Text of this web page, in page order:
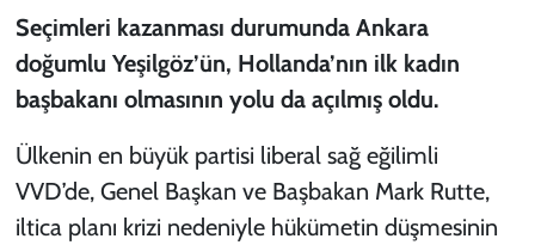
Seçimleri kazanması durumunda Ankara
doğumlu Yeşilgöz’ün, Hollanda’nın ilk kadın
başbakanı olmasının yolu da açılmış oldu.
Ülkenin en büyük partisi liberal sağ eğilimli
VVD’de, Genel Başkan ve Başbakan Mark Rutte,
iltica planı krizi nedeniyle hükümetin düşmesinin